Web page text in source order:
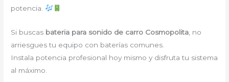
potencia.
Si buscas bateria para sonido de carro Cosmopolita , no
arriesgues tu equipo con baterías comunes.
Instala potencia profesional hoy mismo y disfruta tu sistema
al máximo.